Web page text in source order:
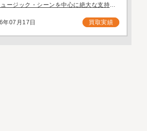
ュージック・シーンを中心に絶大な支持を
産初年度となる1999年製の「Gibson
年07月17日 買取実績